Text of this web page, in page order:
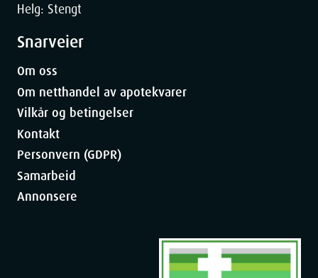
Helg: Stengt
Snarveier
Om oss
Om netthandel av apotekvarer
Vilkår og betingelser
Kontakt
Personvern (GDPR)
Samarbeid
Annonsere